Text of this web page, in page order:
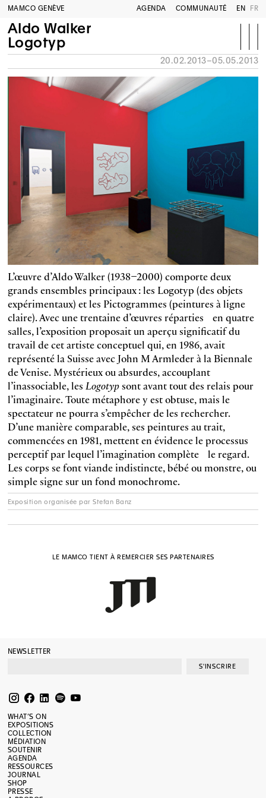
MAMCO GENÈVE AGENDA COMMUNAUTÉ EN FR
Aldo Walker
Logotyp
20.02.2013–05.05.2013
L’œuvre d’Aldo Walker (1938–2000) comporte deux
grands ensembles principaux : les Logotyp (des objets
expérimentaux) et les Pictogrammes (peintures à ligne
claire). Avec une trentaine d’œuvres réparties en quatre
salles, l’exposition proposait un aperçu significatif du
travail de cet artiste conceptuel qui, en 1986, avait
représenté la Suisse avec John M Armleder à la Biennale
de Venise. Mystérieux ou absurdes, accouplant
l’inassociable, les Logotypsont avant tout des relais pour
l’imaginaire. Toute métaphore y est obtuse, mais le
spectateur ne pourra s’empêcher de les rechercher.
D’une manière comparable, ses peintures au trait,
commencées en 1981, mettent en évidence le processus
perceptif par lequel l’imagination complète le regard.
Les corps se font viande indistincte, bébé ou monstre, ou
simple signe sur un fond monochrome.
Exposition organisée par Stefan Banz
LE MAMCO TIENT À REMERCIER SES PARTENAIRES
NEWSLETTER
S'INSCRIRE
WHAT’S ON
EXPOSITIONS
COLLECTION
MÉDIATION
SOUTENIR
AGENDA
RESSOURCES
JOURNAL
SHOP
PRESSE